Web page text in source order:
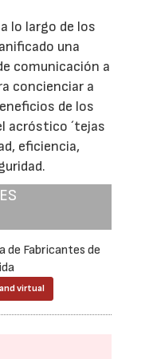
lo largo de los
una
comunicación a
concienciar a
de los
acróstico ´tejas
eficiencia,
de Fabricantes de
virtual